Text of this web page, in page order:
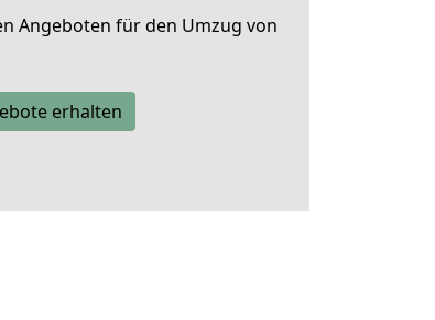
Angeboten für den Umzug von
erhalten